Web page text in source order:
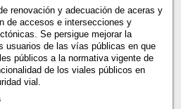
renovación y adecuación de aceras y
de accesos e intersecciones y
Se persigue mejorar la
usuarios de las vías públicas en que
públicos a la normativa vigente de
de los viales públicos en
vial.